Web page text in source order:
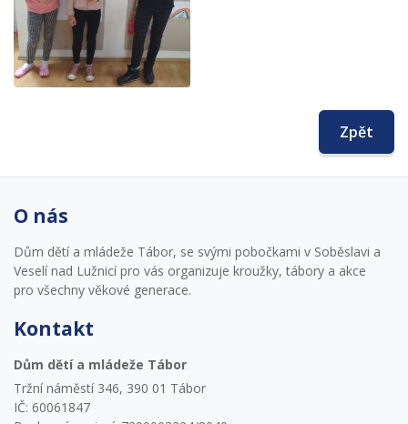
Zpět
O nás
Dům dětí a mládeže Tábor, se svými pobočkami v Soběslavi a
Veselí nad Lužnicí pro vás organizuje kroužky, tábory a akce
pro všechny věkové generace.
Kontakt
Dům dětí a mládeže Tábor
Tržní náměstí 346, 390 01 Tábor
IČ: 60061847